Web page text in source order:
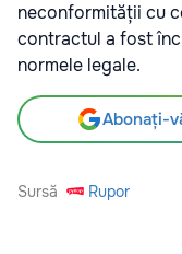
neconformității cu
contractul a fost
normele legale.
Abonați-
Sursă Rupor